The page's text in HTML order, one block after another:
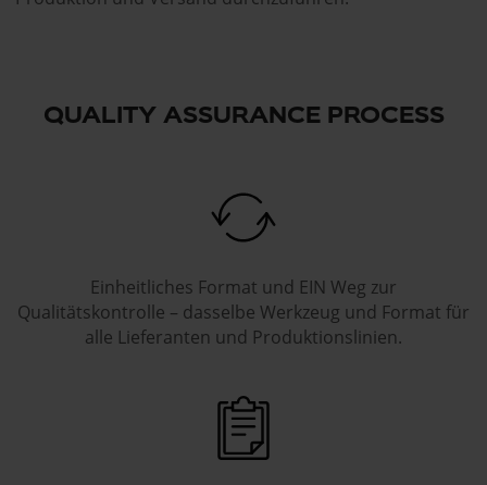
QUALITY ASSURANCE PROCESS
Einheitliches Format und EIN Weg zur
Qualitätskontrolle – dasselbe Werkzeug und Format für
alle Lieferanten und Produktionslinien.